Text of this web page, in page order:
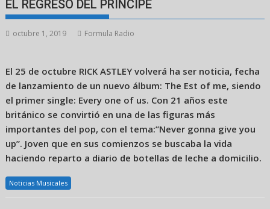
EL REGRESO DEL PRINCIPE
octubre 1, 2019 Formula Radio
El 25 de octubre RICK ASTLEY volverá ha ser noticia, fecha
de lanzamiento de un nuevo álbum: The Est of me, siendo
el primer single: Every one of us. Con 21 años este
británico se convirtió en una de las figuras más
importantes del pop, con el tema:”Never gonna give you
up”. Joven que en sus comienzos se buscaba la vida
haciendo reparto a diario de botellas de leche a domicilio.
Noticias Musicales